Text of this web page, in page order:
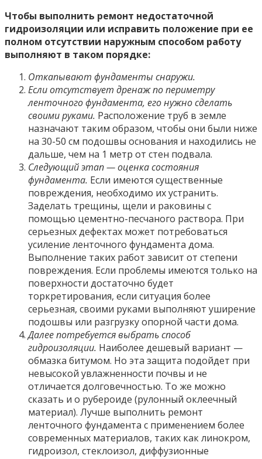
Чтобы выполнить ремонт недостаточной
гидроизоляции или исправить положение при ее
полном отсутствии наружным способом работу
выполняют в таком порядке:
Откапывают фундаменты снаружи.
Если отсутствует дренаж по периметру
ленточного фундамента, его нужно сделать
своими руками. Расположение труб в земле
назначают таким образом, чтобы они были ниже
на 30-50 см подошвы основания и находились не
дальше, чем на 1 метр от стен подвала.
Следующий этап — оценка состояния
фундамента. Если имеются существенные
повреждения, необходимо их устранить.
Заделать трещины, щели и раковины с
помощью цементно-песчаного раствора. При
серьезных дефектах может потребоваться
усиление ленточного фундамента дома.
Выполнение таких работ зависит от степени
повреждения. Если проблемы имеются только на
поверхности достаточно будет
торкретирования, если ситуация более
серьезная, своими руками выполняют уширение
подошвы или разгрузку опорной части дома.
Далее потребуется выбрать способ
гидроизоляции. Наиболее дешевый вариант —
обмазка битумом. Но эта защита подойдет при
невысокой увлажненности почвы и не
отличается долговечностью. То же можно
сказать и о рубероиде (рулонный оклеечный
материал). Лучше выполнить ремонт
ленточного фундамента с применением более
современных материалов, таких как линокром,
гидроизол, стеклоизол, диффузионные